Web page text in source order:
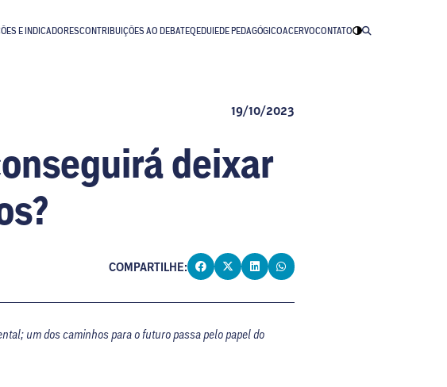
E INDICADORESCONTRIBUIÇÕES AO DEBATEQEDUIEDE PEDAGÓGICOACERVOCONTATO
19/10/2023
deixar
COMPARTILHE:
um dos caminhos para o futuro passa pelo papel do